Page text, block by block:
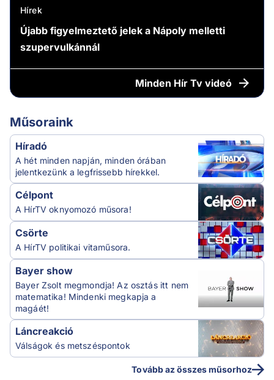
Hírek
Újabb figyelmeztető jelek a Nápoly melletti
szupervulkánnál
Minden Hír Tv videó
Műsoraink
Híradó
A hét minden napján, minden órában
jelentkezünk a legfrissebb hírekkel.
Célpont
A HírTV oknyomozó műsora!
Csörte
A HírTV politikai vitaműsora.
Bayer show
Bayer Zsolt megmondja! Az osztás itt nem
matematika! Mindenki megkapja a
magáét!
Láncreakció
Válságok és metszéspontok
Tovább az összes műsorhoz